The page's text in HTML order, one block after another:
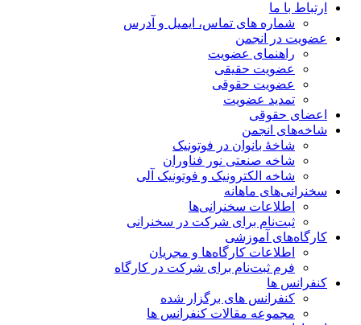
ارتباط با ما
شماره های تماس، ایمیل و آدرس
عضویت در انجمن
راهنمای عضویت
عضویت حقیقی
عضویت حقوقی
تمدید عضویت
اعضای حقوقی
شاخه‌های انجمن
شاخۀ بانوان در فوتونیک
شاخه صنعتی نور فناوران
شاخه‌ الکترونیک و فوتونیک آلی
سخنرانی‌های ماهانه
اطلاعات سخنرانی‌‌ها
ثبت‌نام برای شرکت در سخنرانی
کارگاه‌های آموزشی
اطلاعات کارگاه‌ها و مجریان
فرم ثبت‌نام برای شرکت در کارگاه
کنفرانس ها
کنفرانس های برگزار شده
مجموعه مقالات کنفرانس ها